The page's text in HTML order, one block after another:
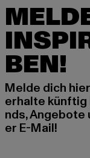
BEN!
Melde dich
erhalte künftig
nds, Angebote
er E-Mail!